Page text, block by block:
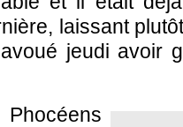
laissant
jeudi avoir